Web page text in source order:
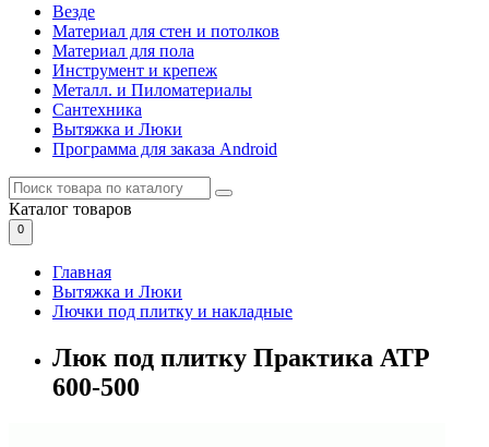
Везде
Материал для стен и потолков
Материал для пола
Инструмент и крепеж
Металл. и Пиломатериалы
Сантехника
Вытяжка и Люки
Программа для заказа Android
Каталог товаров
0
Главная
Вытяжка и Люки
Лючки под плитку и накладные
Люк под плитку Практика АТР
600-500